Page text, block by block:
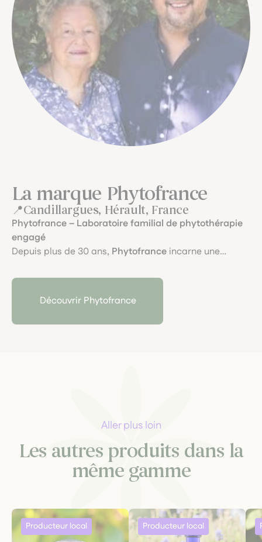
La marque Phytofrance
Candillargues, Hérault, France
Phytofrance – Laboratoire familial de phytothérapie
engagé
Depuis plus de 30 ans, Phytofrance incarne une
herboriste.
Laboratoire familial
fondé par une pharmacienne
passionnée de plantes médicinales, il cultive une
approche exigeante :plantes fraîches, agriculture
Découvrir Phytofrance
Aller plus loin
Les autres produits dans la
même gamme